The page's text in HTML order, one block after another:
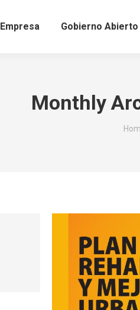
Empresa Gobierno Abierto
Monthly